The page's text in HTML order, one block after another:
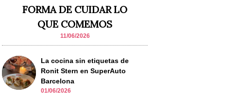
FORMA DE CUIDAR LO
QUE COMEMOS
11/06/2026
La cocina sin etiquetas de
Ronit Stern en SuperAuto
Barcelona
01/06/2026